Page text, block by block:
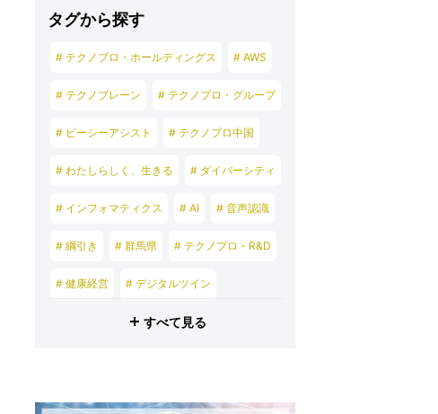
タグから探す
# テクノプロ・ホールディングス # AWS
# テクノブレーン # テクノプロ・グループ
# ピーシーアシスト # テクノプロ中国
# わたしらしく、生きる # ダイバーシティ
# インフォマティクス # AI # 音声認識
# 綱引き # 群馬県 # テクノプロ・R&D
# 健康経営 # デジタルツイン
# 産業メタバース # 東京理科大学
すべて見る